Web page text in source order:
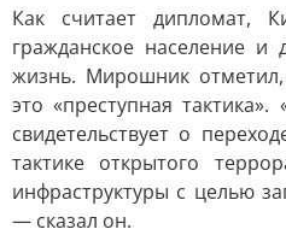
Как считает дипломат,
гражданское население и
жизнь. Мирошник
это «преступная
свидетельствует о
тактике открытого
инфраструктуры с целью
— сказал он.